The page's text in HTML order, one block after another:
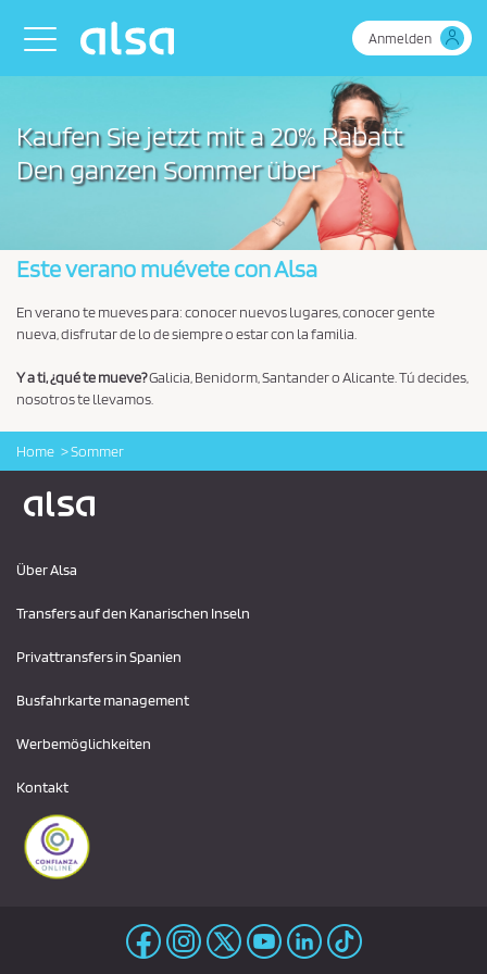
Zum Hauptinhalt springen
Toggle navigation
Anmelden
Kaufen Sie jetzt mit a 20% Rabatt
Den ganzen Sommer über
Este verano muévete con Alsa
En verano te mueves para: conocer nuevos lugares, conocer gente
nueva, disfrutar de lo de siempre o estar con la familia.
Y a ti, ¿qué te mueve?Galicia, Benidorm, Santander o Alicante. Tú decides,
nosotros te llevamos.
Home Sommer
Über Alsa
Transfers auf den Kanarischen Inseln
Privattransfers in Spanien
Busfahrkarte management
Werbemöglichkeiten
Kontakt
Logo Alsa